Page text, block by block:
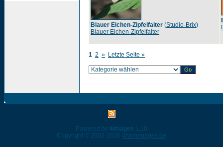
Blauer Eichen-Zipfelfalter (Studio-Brix)
Blauer Eichen-Zipfelfalter
1 2 » Letzte Seite »
Powered by 4images 1.10
Copyright © 2002-2026 4homepages.de